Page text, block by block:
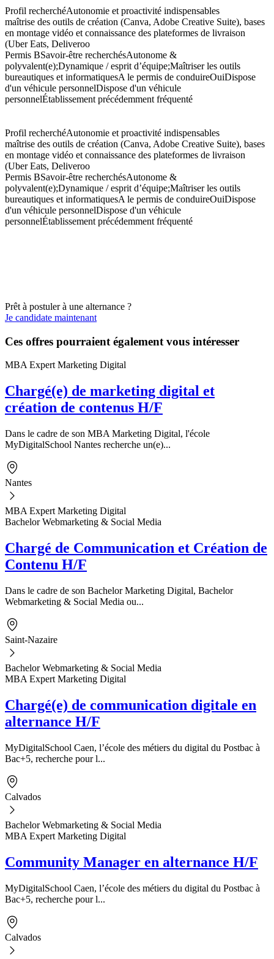
Profil recherchéAutonomie et proactivité indispensables
maîtrise des outils de création (Canva, Adobe Creative Suite), bases
en montage vidéo et connaissance des plateformes de livraison
(Uber Eats, Deliveroo
Permis BSavoir-être recherchésAutonome &
polyvalent(e);Dynamique / esprit d’équipe;Maîtriser les outils
bureautiques et informatiquesA le permis de conduireOuiDispose
d'un véhicule personnelDispose d'un véhicule
personnelÉtablissement précédemment fréquenté
Profil recherchéAutonomie et proactivité indispensables
maîtrise des outils de création (Canva, Adobe Creative Suite), bases
en montage vidéo et connaissance des plateformes de livraison
(Uber Eats, Deliveroo
Permis BSavoir-être recherchésAutonome &
polyvalent(e);Dynamique / esprit d’équipe;Maîtriser les outils
bureautiques et informatiquesA le permis de conduireOuiDispose
d'un véhicule personnelDispose d'un véhicule
personnelÉtablissement précédemment fréquenté
Prêt à postuler à une alternance ?
Je candidate maintenant
Ces offres pourraient également vous intéresser
MBA Expert Marketing Digital
Chargé(e) de marketing digital et
création de contenus H/F
Dans le cadre de son MBA Marketing Digital, l'école
MyDigitalSchool Nantes recherche un(e)...
Nantes
MBA Expert Marketing Digital
Bachelor Webmarketing & Social Media
Chargé de Communication et Création de
Contenu H/F
Dans le cadre de son Bachelor Marketing Digital, Bachelor
Webmarketing & Social Media ou...
Saint-Nazaire
Bachelor Webmarketing & Social Media
MBA Expert Marketing Digital
Chargé(e) de communication digitale en
alternance H/F
MyDigitalSchool Caen, l’école des métiers du digital du Postbac à
Bac+5, recherche pour l...
Calvados
Bachelor Webmarketing & Social Media
MBA Expert Marketing Digital
Community Manager en alternance H/F
MyDigitalSchool Caen, l’école des métiers du digital du Postbac à
Bac+5, recherche pour l...
Calvados